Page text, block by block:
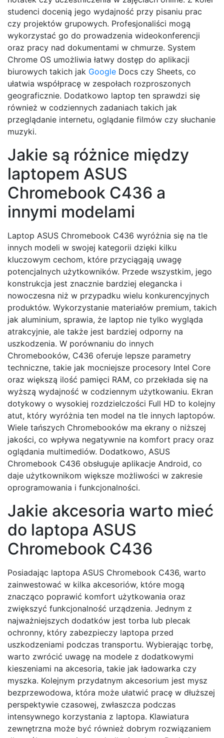
studenci docenią jego wydajność przy pisaniu prac
czy projektów grupowych. Profesjonaliści mogą
wykorzystać go do prowadzenia wideokonferencji
oraz pracy nad dokumentami w chmurze. System
Chrome OS umożliwia łatwy dostęp do aplikacji
biurowych takich jak Google Docs czy Sheets, co
ułatwia współpracę w zespołach rozproszonych
geograficznie. Dodatkowo laptop ten sprawdzi się
również w codziennych zadaniach takich jak
przeglądanie internetu, oglądanie filmów czy słuchanie
muzyki.
Jakie są różnice między
laptopem ASUS
Chromebook C436 a
innymi modelami
Laptop ASUS Chromebook C436 wyróżnia się na tle
innych modeli w swojej kategorii dzięki kilku
kluczowym cechom, które przyciągają uwagę
potencjalnych użytkowników. Przede wszystkim, jego
konstrukcja jest znacznie bardziej elegancka i
nowoczesna niż w przypadku wielu konkurencyjnych
produktów. Wykorzystanie materiałów premium, takich
jak aluminium, sprawia, że laptop nie tylko wygląda
atrakcyjnie, ale także jest bardziej odporny na
uszkodzenia. W porównaniu do innych
Chromebooków, C436 oferuje lepsze parametry
techniczne, takie jak mocniejsze procesory Intel Core
oraz większą ilość pamięci RAM, co przekłada się na
wyższą wydajność w codziennym użytkowaniu. Ekran
dotykowy o wysokiej rozdzielczości Full HD to kolejny
atut, który wyróżnia ten model na tle innych laptopów.
Wiele tańszych Chromebooków ma ekrany o niższej
jakości, co wpływa negatywnie na komfort pracy oraz
oglądania multimediów. Dodatkowo, ASUS
Chromebook C436 obsługuje aplikacje Android, co
daje użytkownikom większe możliwości w zakresie
oprogramowania i funkcjonalności.
Jakie akcesoria warto mieć
do laptopa ASUS
Chromebook C436
Posiadając laptopa ASUS Chromebook C436, warto
zainwestować w kilka akcesoriów, które mogą
znacząco poprawić komfort użytkowania oraz
zwiększyć funkcjonalność urządzenia. Jednym z
najważniejszych dodatków jest torba lub plecak
ochronny, który zabezpieczy laptopa przed
uszkodzeniami podczas transportu. Wybierając torbę,
warto zwrócić uwagę na modele z dodatkowymi
kieszeniami na akcesoria, takie jak ładowarka czy
myszka. Kolejnym przydatnym akcesorium jest mysz
bezprzewodowa, która może ułatwić pracę w dłuższej
perspektywie czasowej, zwłaszcza podczas
intensywnego korzystania z laptopa. Klawiatura
zewnętrzna może być również dobrym rozwiązaniem